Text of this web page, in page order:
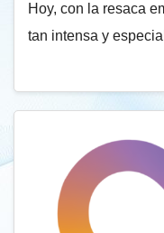
Hoy, con la resaca
tan intensa y